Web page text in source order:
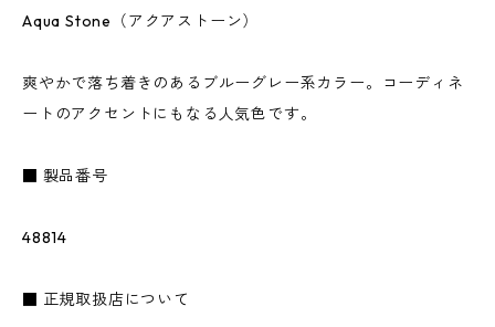
Aqua Stone（アクアストーン）
爽やかで落ち着きのあるブルーグレー系カラー。コーディネ
ートのアクセントにもなる人気色です。
■ 製品番号
48814
■ 正規取扱店について